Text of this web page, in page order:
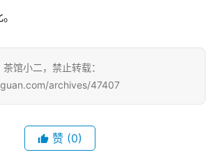
馆小二，禁止转载：
archives/47407
赞 (0)